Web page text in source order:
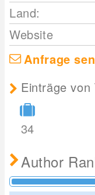
Land:
Website
Anfrage
Einträge von
34
Author